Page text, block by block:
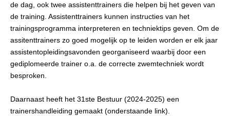
de dag, ook twee assistenttrainers die helpen bij het geven van
de training. Assistenttrainers kunnen instructies van het
trainingsprogramma interpreteren en techniektips geven. Om de
assitenttrainers zo goed mogelijk op te leiden worden er elk jaar
assistentopleidingsavonden georganiseerd waarbij door een
gediplomeerde trainer o.a. de correcte zwemtechniek wordt
besproken.
Daarnaast heeft het 31ste Bestuur (2024-2025) een
trainershandleiding gemaakt (onderstaande link).